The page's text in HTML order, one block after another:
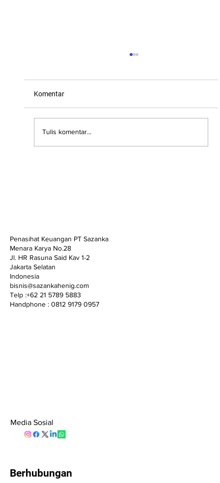
Komentar
Tulis komentar...
Penasihat Keuangan PT Sazanka
Menara Karya No.28
Jl. HR Rasuna Said Kav 1-2
Jakarta Selatan
Indonesia
bisnis@sazankahenig.com
Telp :+62 21 5789 5883
Handphone : 0812 9179 0957
Berhubungan
Media Sosial